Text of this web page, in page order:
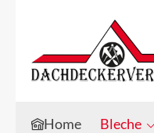
Zum Hauptinhalt springen
Zur Suche springen
Home Bleche